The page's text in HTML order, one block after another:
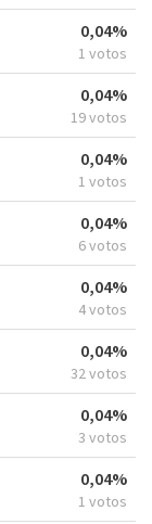
0,04%
1 votos
0,04%
19 votos
0,04%
1 votos
0,04%
6 votos
0,04%
4 votos
0,04%
32 votos
0,04%
3 votos
0,04%
1 votos